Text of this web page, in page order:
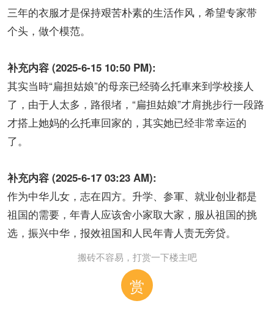
三年的衣服才是保持艰苦朴素的生活作风，希望专家带
个头，做个模范。
补充内容 (2025-6-15 10:50 PM):
其实当時“扁担姑娘”的母亲已经骑么托車来到学校接人
了，由于人太多，路很堵，“扁担姑娘”才肩挑步行一段路
才搭上她妈的么托車回家的，其实她已经非常幸运的
了。
补充内容 (2025-6-17 03:23 AM):
作为中华儿女，志在四方。升学、参軍、就业创业都是
祖国的需要，年青人应该舍小家取大家，服从祖国的挑
选，振兴中华，报效祖国和人民年青人责无旁贷。
搬砖不容易，打赏一下楼主吧
赏